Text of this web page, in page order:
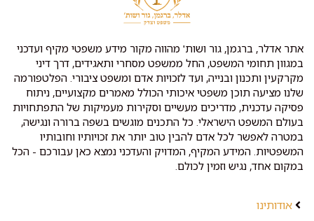
אתר אדלר, ברגמן, גור ושות' מהווה מקור מידע משפטי מקיף ועדכני
במגוון תחומי המשפט, החל ממשפט מסחרי ותאגידים, דרך דיני
מקרקעין ותכנון ובנייה, ועד לזכויות אדם ומשפט ציבורי. הפלטפורמה
שלנו מציעה תוכן משפטי איכותי הכולל מאמרים מקצועיים, ניתוח
פסיקה עדכנית, מדריכים מעשיים וסקירות מעמיקות של התפתחויות
בעולם המשפט הישראלי. כל התכנים מוגשים בשפה ברורה ונגישה,
במטרה לאפשר לכל אדם להבין טוב יותר את זכויותיו וחובותיו
המשפטיות. המידע המקיף, המדויק והעדכני נמצא כאן עבורכם - הכל
במקום אחד, נגיש וזמין לכולם.
אודותינו